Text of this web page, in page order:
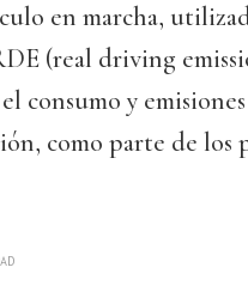
en marcha,
(real driving
consumo y
como parte de los